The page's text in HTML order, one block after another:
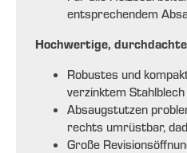
entsprechendem
Hochwertige,
Robustes und
verzinktem Stahlblech
Absaugstutzen
rechts umrüstbar,
Große